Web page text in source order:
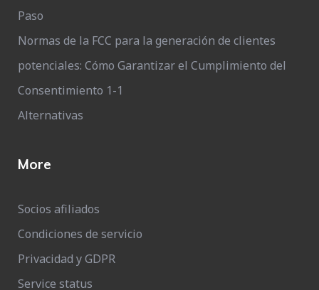
Paso
Normas de la FCC para la generación de clientes
potenciales: Cómo Garantizar el Cumplimiento del
Consentimiento 1-1
Alternativas
More
Socios afiliados
Condiciones de servicio
Privacidad y GDPR
Service status